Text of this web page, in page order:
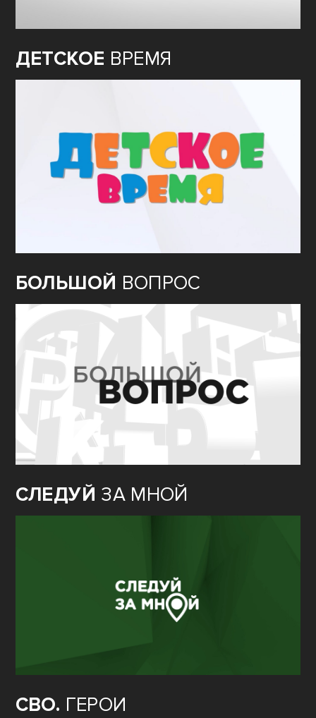
ДЕТСКОЕ ВРЕМЯ
БОЛЬШОЙ ВОПРОС
СЛЕДУЙ ЗА МНОЙ
СВО. ГЕРОИ